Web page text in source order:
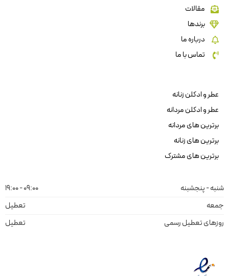
مقالات
برندها
درباره ما
تماس با ما
عطر و ادکلن زنانه
عطر و ادکلن مردانه
برترین های مردانه
برترین های زنانه
برترین های مشترک
شنبه - پنجشبنه
09:00 - 19:00
جمعه
تعطیل
روزهای تعطیل رسمی
تعطیل